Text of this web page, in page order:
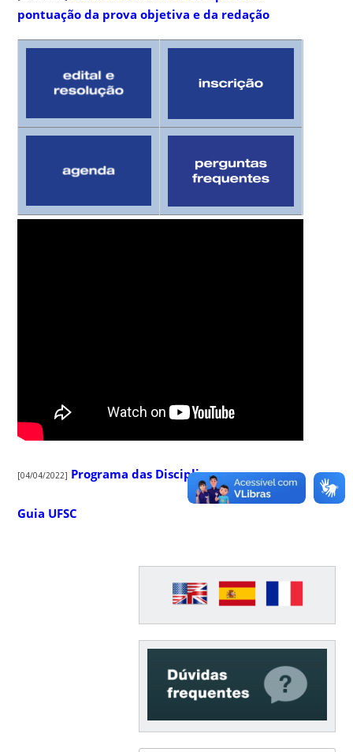
pontuação da prova objetiva e da redação
[04/04/2022] Programa das Disciplinas
Guia UFSC